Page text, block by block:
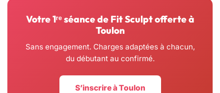
Votre 1ʳᵉ séance de Fit Sculpt offerte à
Toulon
Sans engagement. Charges adaptées à chacun,
du débutant au confirmé.
S’inscrire à Toulon